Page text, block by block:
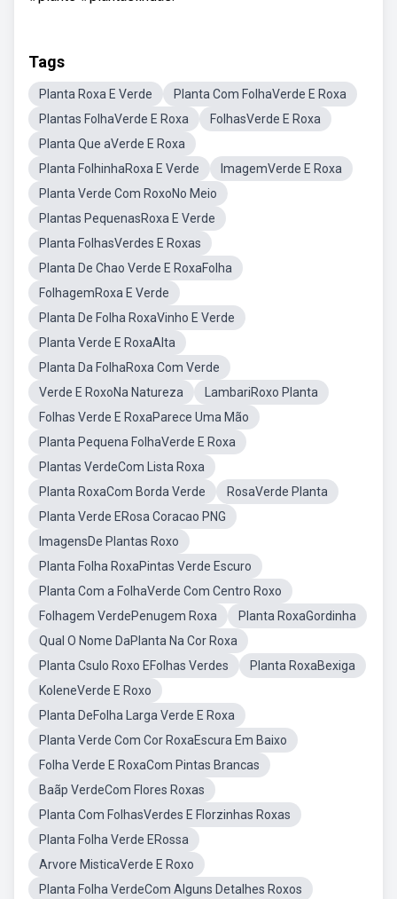
Tags
Planta Roxa E Verde
Planta Com FolhaVerde E Roxa
Plantas FolhaVerde E Roxa
FolhasVerde E Roxa
Planta Que aVerde E Roxa
Planta FolhinhaRoxa E Verde
ImagemVerde E Roxa
Planta Verde Com RoxoNo Meio
Plantas PequenasRoxa E Verde
Planta FolhasVerdes E Roxas
Planta De Chao Verde E RoxaFolha
FolhagemRoxa E Verde
Planta De Folha RoxaVinho E Verde
Planta Verde E RoxaAlta
Planta Da FolhaRoxa Com Verde
Verde E RoxoNa Natureza
LambariRoxo Planta
Folhas Verde E RoxaParece Uma Mão
Planta Pequena FolhaVerde E Roxa
Plantas VerdeCom Lista Roxa
Planta RoxaCom Borda Verde
RosaVerde Planta
Planta Verde ERosa Coracao PNG
ImagensDe Plantas Roxo
Planta Folha RoxaPintas Verde Escuro
Planta Com a FolhaVerde Com Centro Roxo
Folhagem VerdePenugem Roxa
Planta RoxaGordinha
Qual O Nome DaPlanta Na Cor Roxa
Planta Csulo Roxo EFolhas Verdes
Planta RoxaBexiga
KoleneVerde E Roxo
Planta DeFolha Larga Verde E Roxa
Planta Verde Com Cor RoxaEscura Em Baixo
Folha Verde E RoxaCom Pintas Brancas
Baãp VerdeCom Flores Roxas
Planta Com FolhasVerdes E Florzinhas Roxas
Planta Folha Verde ERossa
Arvore MisticaVerde E Roxo
Planta Folha VerdeCom Alguns Detalhes Roxos